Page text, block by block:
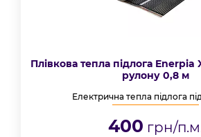
Плівкова тепла підлога
рулону 0,8 м
Електрична тепла підлога
400 грн/